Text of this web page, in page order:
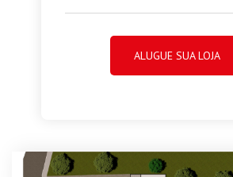
ALUGUE SUA LOJA